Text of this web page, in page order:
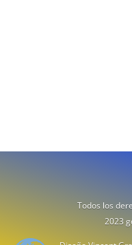
Todos los
2023